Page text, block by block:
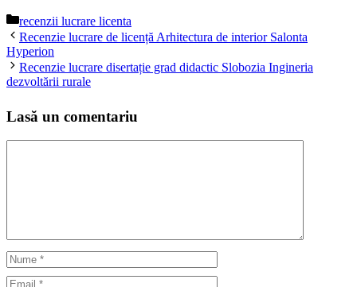
Categorii
recenzii lucrare licenta
Recenzie lucrare de licență Arhitectura de interior Salonta
Hyperion
Recenzie lucrare disertație grad didactic Slobozia Ingineria
dezvoltării rurale
Lasă un comentariu
Nume
Email